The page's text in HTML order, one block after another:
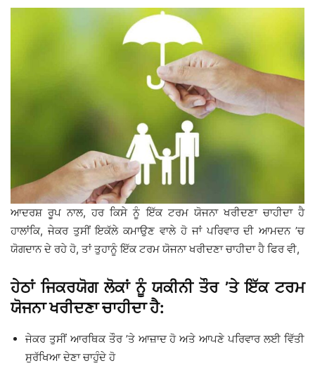
ਆਦਰਸ਼ ਰੂਪ ਨਾਲ, ਹਰ ਕਿਸੇ ਨੂੰ ਇੱਕ ਟਰਮ ਯੋਜਨਾ ਖਰੀਦਣਾ ਚਾਹੀਦਾ ਹੈ
ਹਾਲਾਂਕਿ, ਜੇਕਰ ਤੁਸੀਂ ਇਕੱਲੇ ਕਮਾਉਣ ਵਾਲੇ ਹੋ ਜਾਂ ਪਰਿਵਾਰ ਦੀ ਆਮਦਨ ’ਚ
ਯੋਗਦਾਨ ਦੇ ਰਹੇ ਹੋ, ਤਾਂ ਤੁਹਾਨੂੰ ਇੱਕ ਟਰਮ ਯੋਜਨਾ ਖਰੀਦਣਾ ਚਾਹੀਦਾ ਹੈ ਫਿਰ ਵੀ,
ਹੇਠਾਂ ਜਿਕਰਯੋਗ ਲੋਕਾਂ ਨੂੰ ਯਕੀਨੀ ਤੌਰ ’ਤੇ ਇੱਕ ਟਰਮ
ਯੋਜਨਾ ਖਰੀਦਣਾ ਚਾਹੀਦਾ ਹੈ:
ਜੇਕਰ ਤੁਸੀਂ ਆਰਥਿਕ ਤੌਰ ’ਤੇ ਆਜ਼ਾਦ ਹੋ ਅਤੇ ਆਪਣੇ ਪਰਿਵਾਰ ਲਈ ਵਿੱਤੀ
ਸੁਰੱਖਿਆ ਦੇਣਾ ਚਾਹੁੰਦੇ ਹੋ